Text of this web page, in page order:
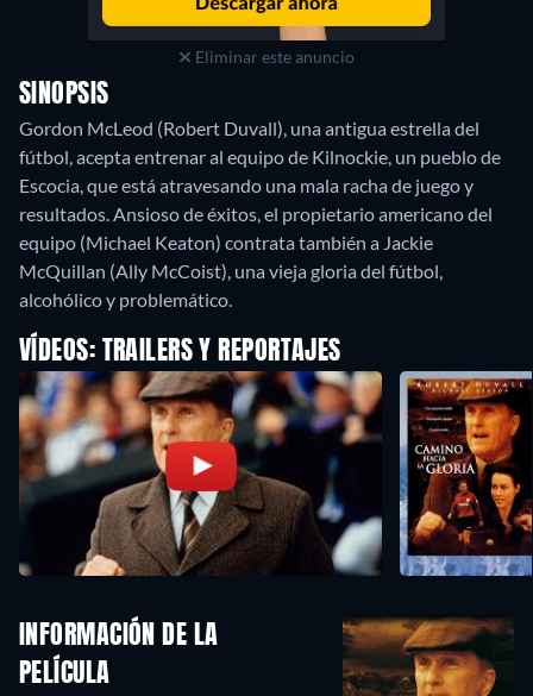
Eliminar este anuncio
SINOPSIS
Gordon McLeod (Robert Duvall), una antigua estrella del
fútbol, acepta entrenar al equipo de Kilnockie, un pueblo de
Escocia, que está atravesando una mala racha de juego y
resultados. Ansioso de éxitos, el propietario americano del
equipo (Michael Keaton) contrata también a Jackie
McQuillan (Ally McCoist), una vieja gloria del fútbol,
alcohólico y problemático.
VÍDEOS: TRAILERS Y REPORTAJES
INFORMACIÓN DE LA
PELÍCULA